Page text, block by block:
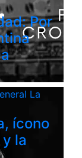
Por
La
ícono
la